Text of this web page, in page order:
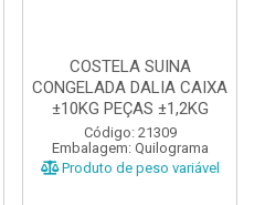
COSTELA SUINA
CONGELADA DALIA CAIXA
±10KG PEÇAS ±1,2KG
Código: 21309
Embalagem: Quilograma
Produto de peso variável